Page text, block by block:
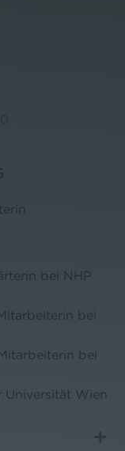
bei NHP
bei
bei
Universität Wien